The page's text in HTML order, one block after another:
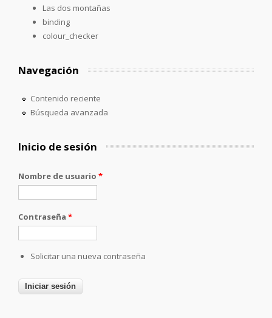
Las dos montañas
binding
colour_checker
Navegación
Contenido reciente
Búsqueda avanzada
Inicio de sesión
Nombre de usuario *
Contraseña *
Solicitar una nueva contraseña